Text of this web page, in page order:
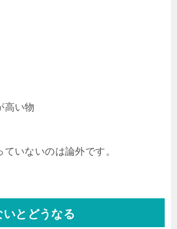
高い物
いないのは論外です。
とどうなる